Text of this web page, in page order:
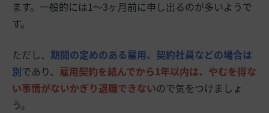
ます。一般的には1〜3ヶ月前に申し出るのが多いようで
す。
ただし、 期間の定めのある雇用、契約社員などの場合は
別であり、 雇用契約を結んでから1年以内は、やむを得な
い事情がないかぎり退職できないので気をつけましょ
う。